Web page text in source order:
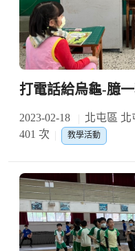
打電話給烏龜-臆
2023-02-18 北屯區 北
401 次
教學活動